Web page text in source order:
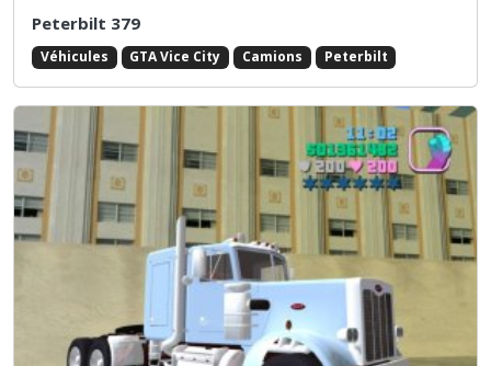
Peterbilt 379
Véhicules GTA Vice City Camions Peterbilt